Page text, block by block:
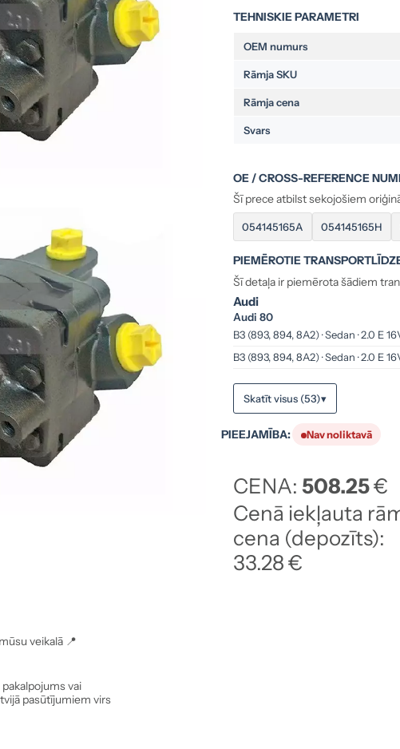
veikalā 📍
vai
pasūtījumiem virs
TEHNISKIE PARAMETRI
OEM numurs
Rāmja SKU
Rāmja cena
Svars
OE / CROSS-REFERENCE
Šī prece atbilst sekojošiem
054145165A 054145165H
PIEMĒROTIE
Šī detaļa ir piemērota šādiem
Audi
Audi 80
B3 (893, 894, 8A2) · Sedan · 2.0 E
B3 (893, 894, 8A2) · Sedan · 2.0 E
Skatīt visus (53)▾
PIEEJAMĪBA: Nav noliktavā
CENA:508.25€
Cenā iekļauta
cena (depozīts):
33.28 €